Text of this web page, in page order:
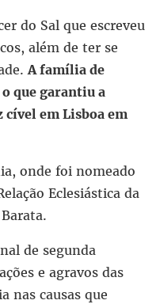
do Sal que escreveu
além de ter se
A família de
que garantiu a
em Lisboa em
onde foi nomeado
Eclesiástica da
de segunda
e agravos das
nas causas que